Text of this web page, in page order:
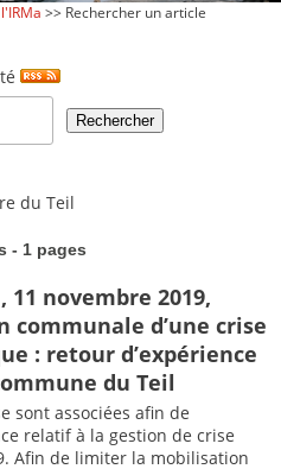
>> Rechercher un article
du Teil
- 1 pages
11 novembre 2019,
communale d’une crise
: retour d’expérience
du Teil
sont associées afin de
relatif à la gestion de crise
Afin de limiter la mobilisation